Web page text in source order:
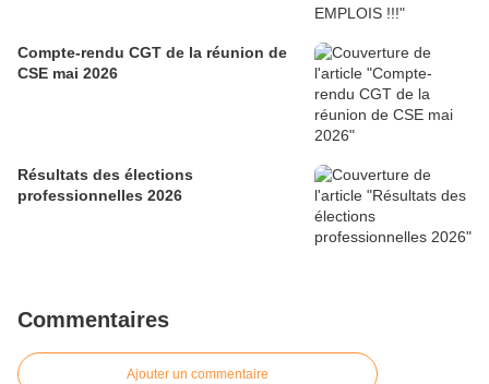
Compte-rendu CGT de la réunion de
CSE mai 2026
Résultats des élections
professionnelles 2026
Commentaires
Ajouter un commentaire